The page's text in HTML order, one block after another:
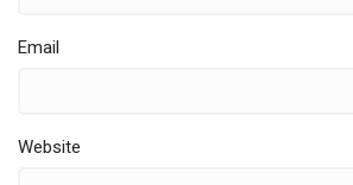
Email
Website